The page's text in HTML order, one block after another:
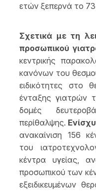
ετών ξεπερνά το
Σχετικά με τη
προσωπικού
κεντρικής
κανόνων του
ειδικότητες στο
ένταξης γιατρών
δομές
περίθαλψης.
ανακαίνιση 156
του
κέντρα υγείας,
προσωπικού των
εξειδικευμένων